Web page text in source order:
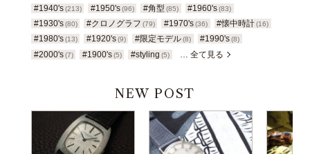
#1940's (213) #1950's(96) #角型 (85) #1960's (83)
#1930's (80) #クロノグラフ (79) #1970's(36) #懐中時計 (16)
#1980's (13) #1920's(9) #限定モデル(8) #1990's (8)
#2000's (7) #1900's(5) #styling (5) … 全て見る
NEW POST